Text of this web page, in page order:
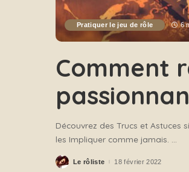
Pratiquer le jeu de rôle 6
Comment
Découvrez des Trucs et Astuces
les Impliquer comme jamais.
Le rôliste 18 février 2022